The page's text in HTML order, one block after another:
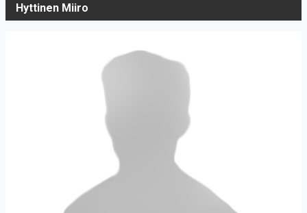
Hyttinen Miiro